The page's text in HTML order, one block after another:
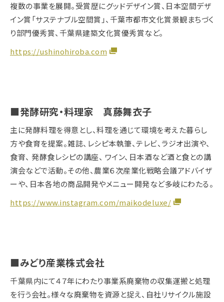
複数の事業を展開。受賞歴にグッドデザイン賞、日本空間デザ
イン賞「サステナブル空間賞」、千葉市都市文化賞景観まちづく
り部門優秀賞、千葉県建築文化賞優秀賞など。
https://ushinohiroba.com
■発酵研究・料理家 真藤舞衣子
主に発酵料理を得意とし、料理を通じて環境を考えた暮らし
方や食育を提案。雑誌、レシピ本執筆、テレビ、ラジオ出演や、
食育、 発酵食レシピの講座、 ワイン、日本酒など酒と食との講
演会などで活動。その他、農業６次産業化戦略会議アドバイザ
ーや、日本各地の商品開発やメニュー開発など多岐にわたる。
https://www.instagram.com/maikodeluxe/
■みどり産業株式会社
千葉県内にて４７年にわたり事業系廃棄物の収集運搬と処理
を行う会社。様々な廃棄物を資源と捉え、自社リサイクル施設